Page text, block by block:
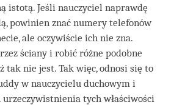
istotą. Jeśli nauczyciel naprawdę
powinien znać numery telefonów
ale oczywiście ich nie zna.
ściany i robić różne podobne
tak nie jest. Tak więc, odnosi się to
w nauczycielu duchowym i
tych właściwości